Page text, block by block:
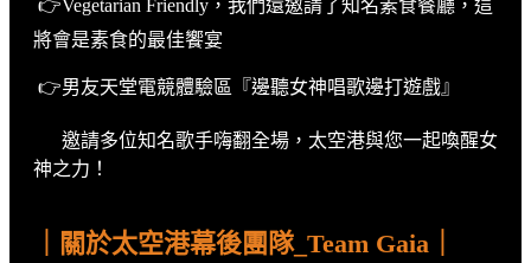
👉Vegetarian Friendly，我們還邀請了知名素食餐廳，這
將會是素食的最佳饗宴
👉男友天堂電競體驗區『邊聽女神唱歌邊打遊戲』
邀請多位知名歌手嗨翻全場，太空港與您一起喚醒女
神之力！
｜關於太空港幕後團隊_Team Gaia｜